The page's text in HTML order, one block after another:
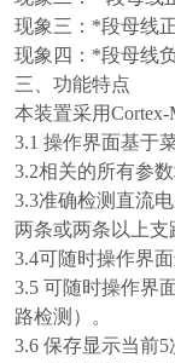
现象三：*段母线
现象四：*段母线
三、功能特点
本装置采用
3.1 操作界面基于
3.2相关的所有参
3.3准确检测直流
两条或两条以上
3.4可随时操作界
3.5 可随时操作界
路检测）。
3.6 保存显示当前